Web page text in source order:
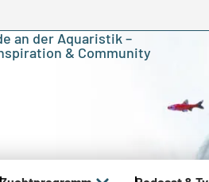
an der Aquaristik –
& Community